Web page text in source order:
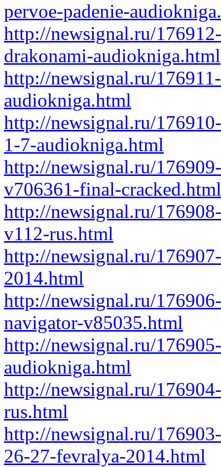
pervoe-padenie-
http://newsignal.ru/
drakonami-audiokniga.html
http://newsignal.ru/
audiokniga.html
http://newsignal.ru/
1-7-audiokniga.html
http://newsignal.ru/
v706361-final-cracked.html
http://newsignal.ru/
v112-rus.html
http://newsignal.ru/
2014.html
http://newsignal.ru/
navigator-v85035.html
http://newsignal.ru/
audiokniga.html
http://newsignal.ru/
rus.html
http://newsignal.ru/
26-27-fevralya-2014.html